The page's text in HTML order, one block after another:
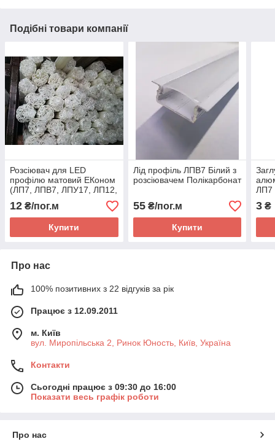
Подібні товари компанії
Розсіювач для LED
профілю матовий ЕКоном
(ЛП7, ЛПВ7, ЛПУ17, ЛП12,
ЛПВ12)
12 ₴/пог.м
Купити
Лід профіль ЛПВ7 Білий з
розсіювачем Полікарбонат
55₴/пог.м
Купити
ЛП7
3 ₴
Про нас
100% позитивних з 22 відгуків за рік
Працює з 12.09.2011
м. Київ
вул. Миропільська 2, Ринок Юность, Київ, Україна
Контакти
Сьогодні працює з 09:30 до 16:00
Показати весь графік роботи
Про нас